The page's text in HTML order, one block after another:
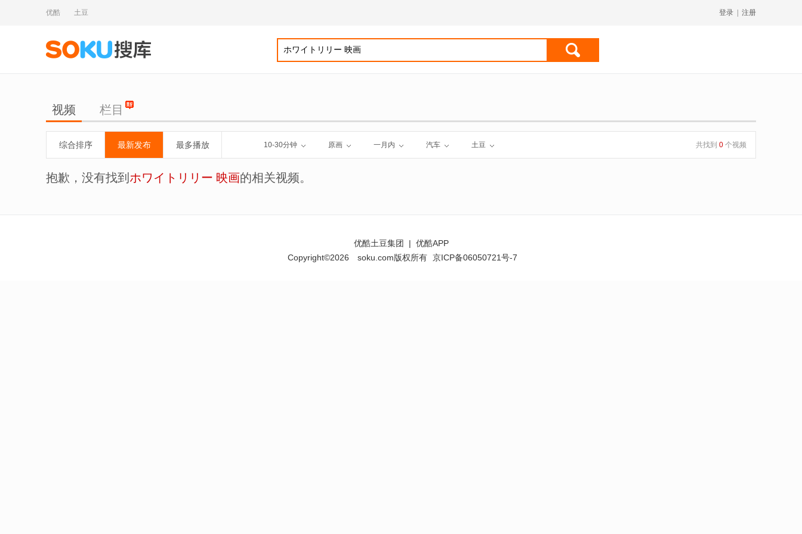
优酷 土豆 登录 注册
视频 栏目
综合排序 最新发布 最多播放 10-30分钟 原画 一月内 汽车 土豆 共找到 0 个视频
抱歉，没有找到 ホワイトリリー 映画的相关视频。
优酷土豆集团 | 优酷APP
Copyright©2026
soku.com版权所有 京ICP备06050721号-7